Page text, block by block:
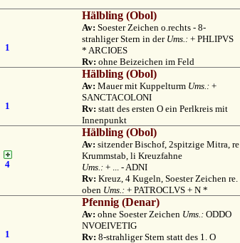
1
Hälbling (Obol)
Av: Soester Zeichen o.rechts - 8-
strahliger Stern in der Ums.: + PHLIPVS
* ARCIOES
Rv: ohne Beizeichen im Feld
1
Hälbling (Obol)
Av: Mauer mit Kuppelturm Ums.: +
SANCTACOLONI
Rv: statt des ersten O ein Perlkreis mit
Innenpunkt
4
Hälbling (Obol)
Av: sitzender Bischof, 2spitzige Mitra, re
Krummstab, li Kreuzfahne
Ums.: + ... - ADNI
Rv: Kreuz, 4 Kugeln, Soester Zeichen re.
oben Ums.: + PATROCLVS + N *
1
Pfennig (Denar)
Av: ohne Soester Zeichen Ums.: ODDO
NVOEIVETIG
Rv: 8-strahliger Stern statt des 1. O